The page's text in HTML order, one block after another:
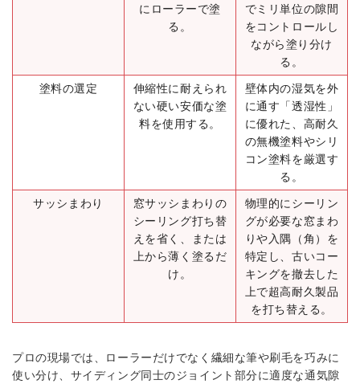
にローラーで塗
る。
でミリ単位の隙間
をコントロールし
ながら塗り分け
る。
塗料の選定
伸縮性に耐えられ
ない硬い安価な塗
料を使用する。
壁体内の湿気を外
に通す「透湿性」
に優れた、高耐久
の無機塗料やシリ
コン塗料を厳選す
る。
サッシまわり
窓サッシまわりの
シーリング打ち替
えを省く、または
上から薄く塗るだ
け。
物理的にシーリン
グが必要な窓まわ
りや入隅（角）を
特定し、古いコー
キングを撤去した
上で超高耐久製品
を打ち替える。
プロの現場では、ローラーだけでなく繊細な筆や刷毛を巧みに
使い分け、サイディング同士のジョイント部分に適度な通気隙